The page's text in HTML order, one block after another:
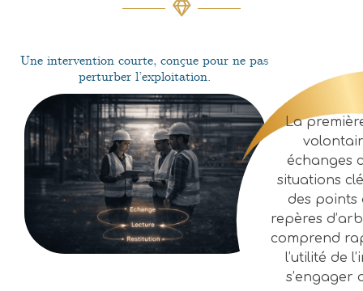
Une intervention courte, conçue pour ne pas
perturber l’exploitation.
La
échanges
situations
des points
repères
comprend
l’utilité de
s’engager